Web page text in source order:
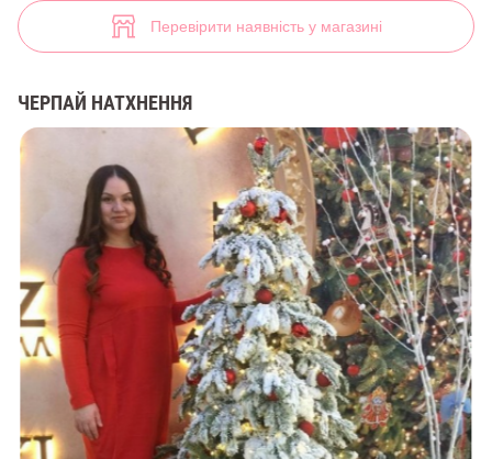
Перевірити наявність у магазині
ЧЕРПАЙ НАТХНЕННЯ
Яркое длинное платье (арт. 32831) ♡ інтернет-магазин Gepur